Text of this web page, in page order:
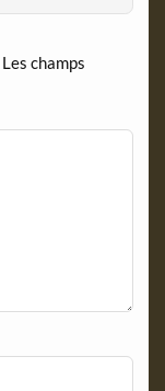
Les champs